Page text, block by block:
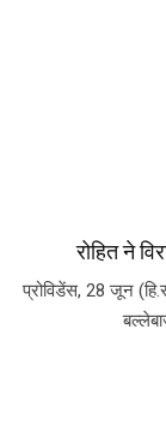
रोहित ने
प्रोविडेंस, 28 जून